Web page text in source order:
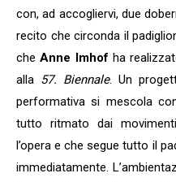
con, ad accogliervi, due
recito che circonda il
cheAnne Imhof ha
alla 57. Biennale. Un
performativa si mescola
tutto ritmato dai
l’opera e che segue tutto il
immediatamente.